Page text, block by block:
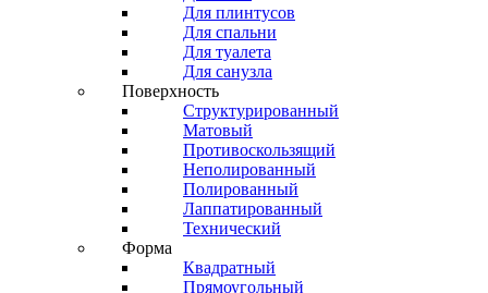
Для плинтусов
Для спальни
Для туалета
Для санузла
Поверхность
Структурированный
Матовый
Противоскользящий
Неполированный
Полированный
Лаппатированный
Технический
Форма
Квадратный
Прямоугольный